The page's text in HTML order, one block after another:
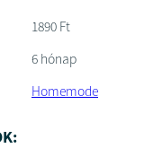
1890 Ft
6 hónap
Homemode